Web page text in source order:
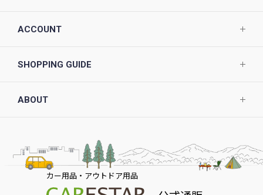
ACCOUNT
SHOPPING GUIDE
ABOUT
カー用品・アウトドア用品